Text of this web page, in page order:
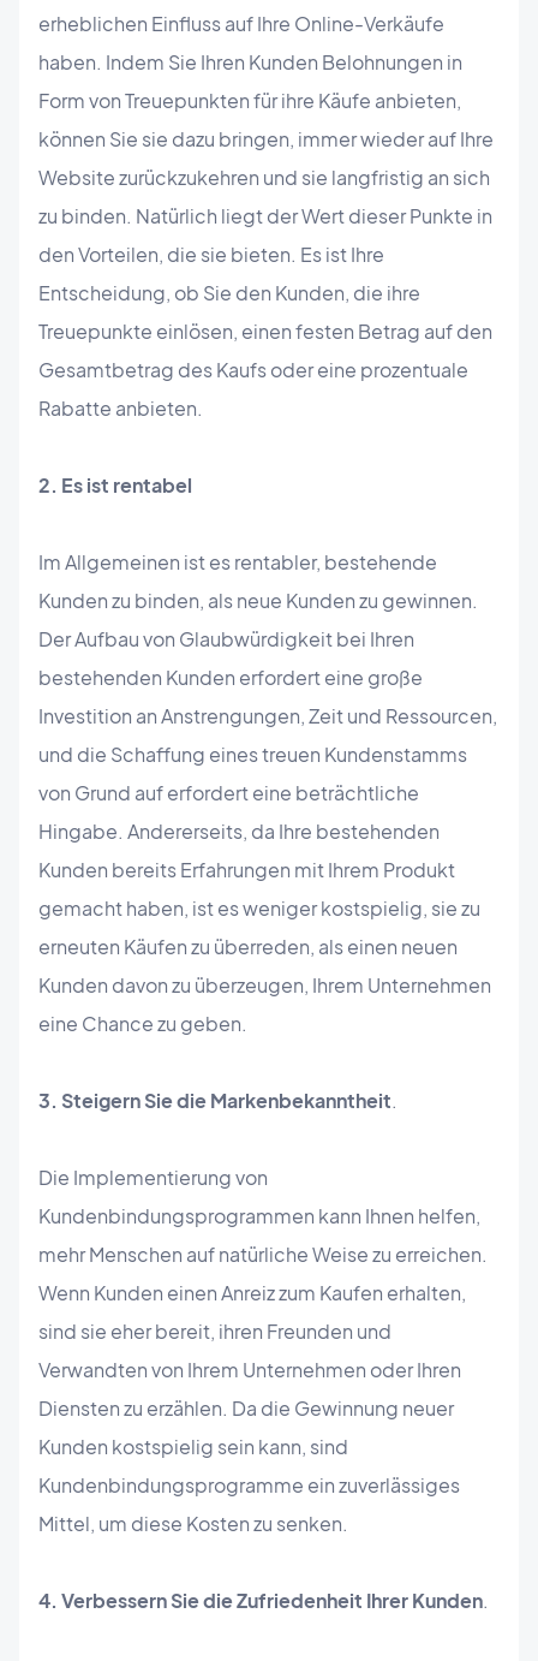
erheblichen Einfluss auf Ihre Online-Verkäufe
haben. Indem Sie Ihren Kunden Belohnungen in
Form von Treuepunkten für ihre Käufe anbieten,
können Sie sie dazu bringen, immer wieder auf Ihre
Website zurückzukehren und sie langfristig an sich
zu binden. Natürlich liegt der Wert dieser Punkte in
den Vorteilen, die sie bieten. Es ist Ihre
Entscheidung, ob Sie den Kunden, die ihre
Treuepunkte einlösen, einen festen Betrag auf den
Gesamtbetrag des Kaufs oder eine prozentuale
Rabatte anbieten.
2. Es ist rentabel
Im Allgemeinen ist es rentabler, bestehende
Kunden zu binden, als neue Kunden zu gewinnen.
Der Aufbau von Glaubwürdigkeit bei Ihren
bestehenden Kunden erfordert eine große
Investition an Anstrengungen, Zeit und Ressourcen,
und die Schaffung eines treuen Kundenstamms
von Grund auf erfordert eine beträchtliche
Hingabe. Andererseits, da Ihre bestehenden
Kunden bereits Erfahrungen mit Ihrem Produkt
gemacht haben, ist es weniger kostspielig, sie zu
erneuten Käufen zu überreden, als einen neuen
Kunden davon zu überzeugen, Ihrem Unternehmen
eine Chance zu geben.
3. Steigern Sie die Markenbekanntheit.
Die Implementierung von
Kundenbindungsprogrammen kann Ihnen helfen,
mehr Menschen auf natürliche Weise zu erreichen.
Wenn Kunden einen Anreiz zum Kaufen erhalten,
sind sie eher bereit, ihren Freunden und
Verwandten von Ihrem Unternehmen oder Ihren
Diensten zu erzählen. Da die Gewinnung neuer
Kunden kostspielig sein kann, sind
Kundenbindungsprogramme ein zuverlässiges
Mittel, um diese Kosten zu senken.
4. Verbessern Sie die Zufriedenheit Ihrer Kunden.